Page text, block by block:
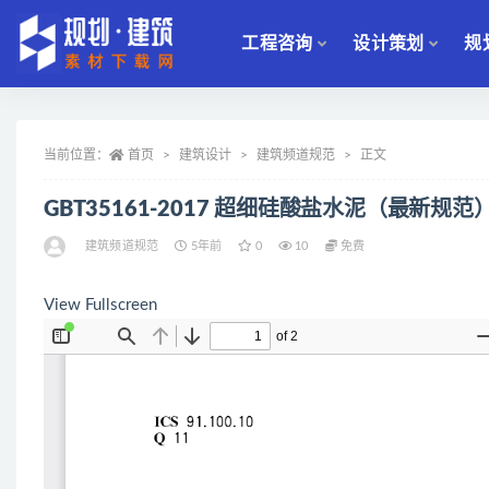
工程咨询 设计策划 规
当前位置： 首页 建筑设计 建筑频道规范 正文
GBT35161-2017 超细硅酸盐水泥（最新规范
建筑频道规范 5年前 0 10 免费
View Fullscreen